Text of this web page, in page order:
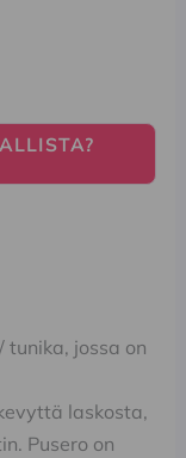
tunika, jossa on
laskosta,
Pusero on